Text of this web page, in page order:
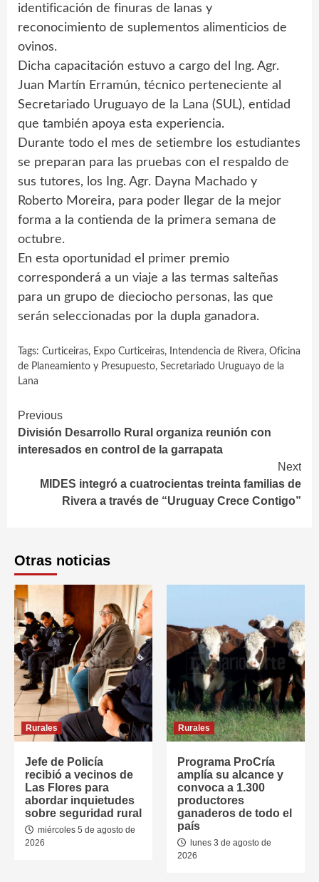
identificación de finuras de lanas y
reconocimiento de suplementos alimenticios de
ovinos.
Dicha capacitación estuvo a cargo del Ing. Agr.
Juan Martín Erramún, técnico perteneciente al
Secretariado Uruguayo de la Lana (SUL), entidad
que también apoya esta experiencia.
Durante todo el mes de setiembre los estudiantes
se preparan para las pruebas con el respaldo de
sus tutores, los Ing. Agr. Dayna Machado y
Roberto Moreira, para poder llegar de la mejor
forma a la contienda de la primera semana de
octubre.
En esta oportunidad el primer premio
corresponderá a un viaje a las termas salteñas
para un grupo de dieciocho personas, las que
serán seleccionadas por la dupla ganadora.
Tags: Curticeiras, Expo Curticeiras, Intendencia de Rivera, Oficina
de Planeamiento y Presupuesto, Secretariado Uruguayo de la
Lana
Continue
Reading
Previous
División Desarrollo Rural organiza reunión con
interesados en control de la garrapata
Next
MIDES integró a cuatrocientas treinta familias de
Rivera a través de “Uruguay Crece Contigo”
Otras noticias
Rurales
Jefe de Policía
recibió a vecinos de
Las Flores para
abordar inquietudes
sobre seguridad rural
miércoles 5 de agosto de
2026
Rurales
Programa ProCría
amplía su alcance y
convoca a 1.300
productores
ganaderos de todo el
país
lunes 3 de agosto de
2026